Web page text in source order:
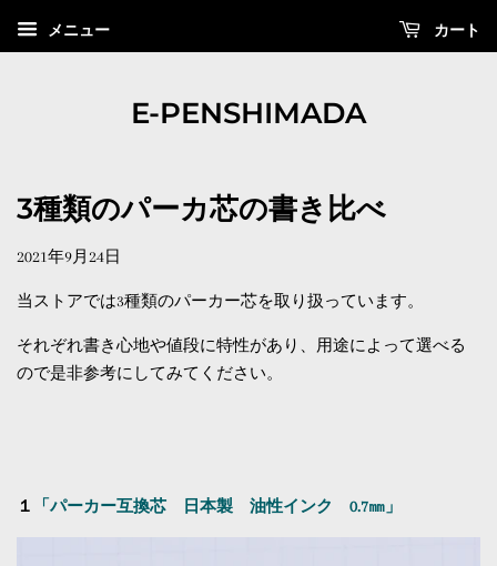
メニュー カート
E-PENSHIMADA
3種類のパーカ芯の書き比べ
2021年9月24日
当ストアでは3種類のパーカー芯を取り扱っています。
それぞれ書き心地や値段に特性があり、用途によって選べる
ので是非参考にしてみてください。
１ 「パーカー互換芯 日本製 油性インク 0.7㎜」